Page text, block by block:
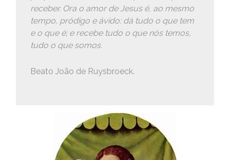
receber. Ora o amor de Jesus é, ao mesmo
tempo, pródigo e ávido: dá tudo o que tem
e o que é; e recebe tudo o que nós temos,
tudo o que somos.
Beato João de Ruysbroeck.